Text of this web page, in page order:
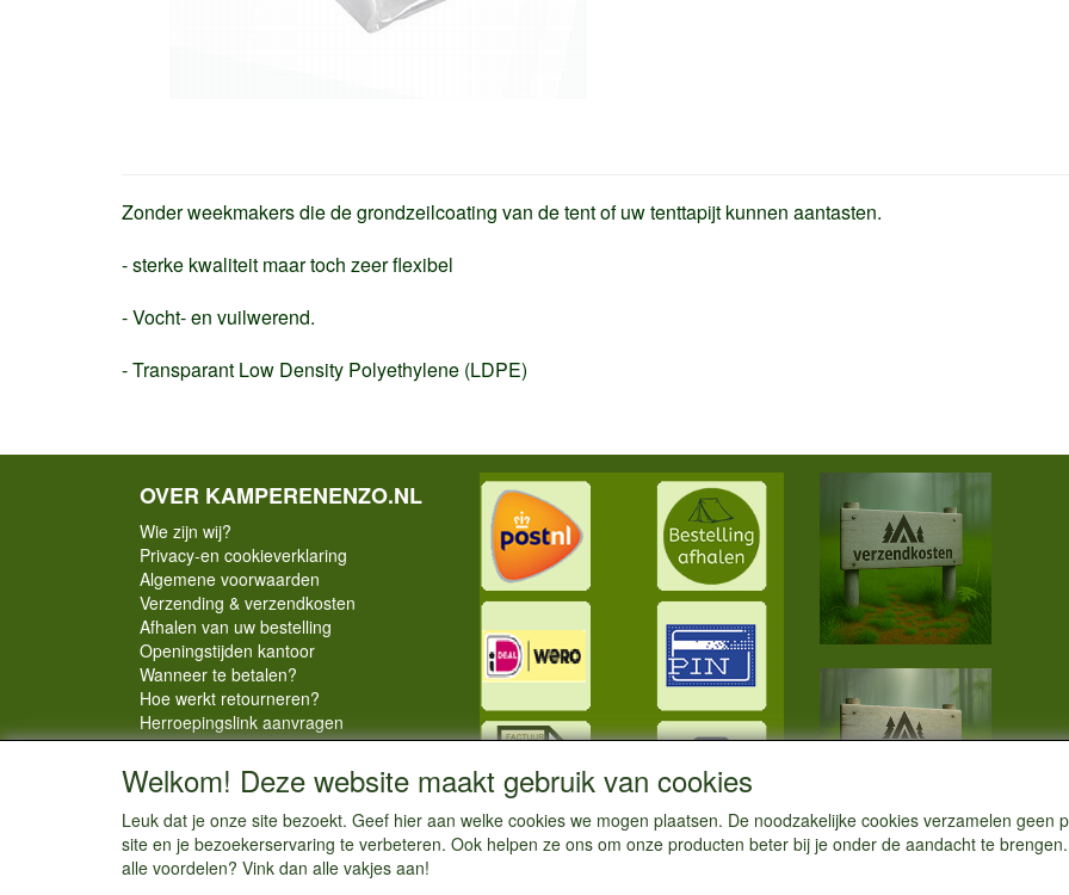
Zonder weekmakers die de grondzeilcoating van de tent of uw tenttapijt kunnen aantasten.
- sterke kwaliteit maar toch zeer flexibel
- Vocht- en vuilwerend.
- Transparant Low Density Polyethylene (LDPE)
OVER KAMPERENENZO.NL
Wie zijn wij?
Privacy-en cookieverklaring
Algemene voorwaarden
Verzending & verzendkosten
Afhalen van uw bestelling
Openingstijden kantoor
Wanneer te betalen?
Hoe werkt retourneren?
Herroepingslink aanvragen
Welkom! Deze website maakt gebruik van cookies
Leuk dat je onze site bezoekt. Geef hier aan welke cookies we mogen plaatsen. De noodzakelijke cookies verzamelen
site en je bezoekerservaring te verbeteren. Ook helpen ze ons om onze producten beter bij je onder de aandacht te
alle voordelen? Vink dan alle vakjes aan!